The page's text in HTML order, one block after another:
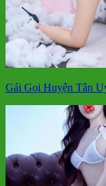
Gái Gọi Huyện Tân